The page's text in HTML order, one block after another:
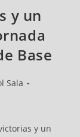
y un
Base
Sala
y un